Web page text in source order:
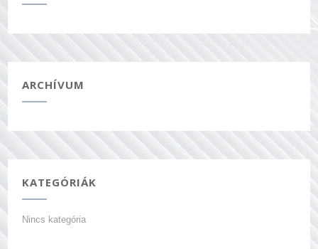
ARCHÍVUM
KATEGÓRIÁK
Nincs kategória